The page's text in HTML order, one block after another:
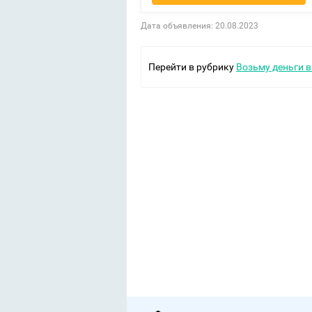
Дата объявления: 20.08.2023
Перейти в рубрику Возьму деньги